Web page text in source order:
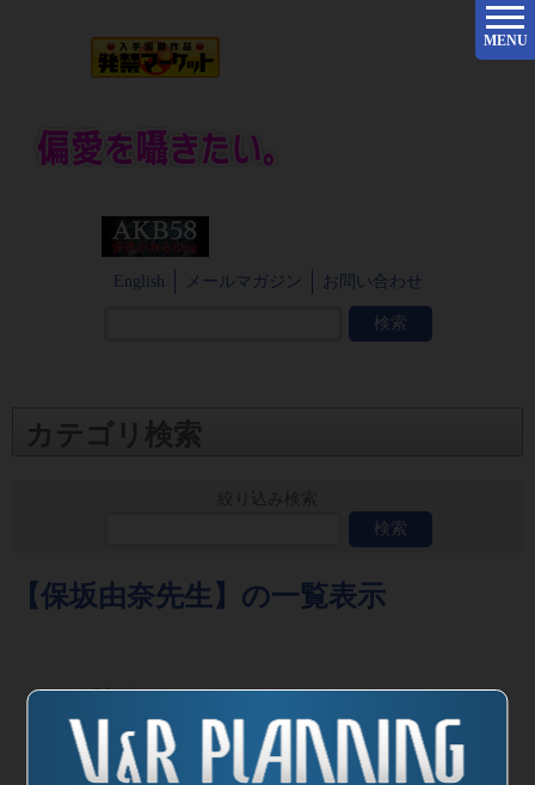
English メールマガジン お問い合わせ
MENU
カテゴリ検索
【保坂由奈先生】の一覧表示